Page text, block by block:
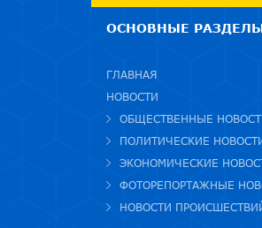
ОСНОВНЫЕ
ГЛАВНАЯ
НОВОСТИ
ОБЩЕСТВЕННЫЕ
ПОЛИТИЧЕСКИЕ
ЭКОНОМИЧЕСКИЕ
ФОТОРЕПОРТАЖНЫЕ
НОВОСТИ